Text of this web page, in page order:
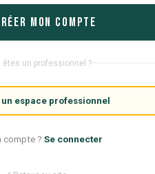
mon compte
êtes un professionnel ?
espace professionnel
compte ? Se connecter